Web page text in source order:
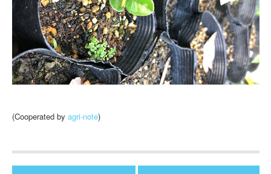
(Cooperated by agri-note)